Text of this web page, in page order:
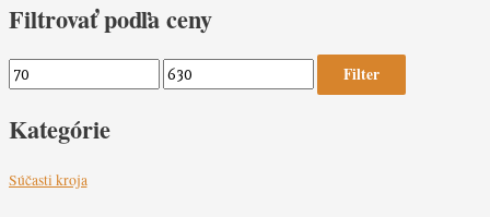
Filtrovať podľa ceny
Filter
Kategórie
Súčasti kroja